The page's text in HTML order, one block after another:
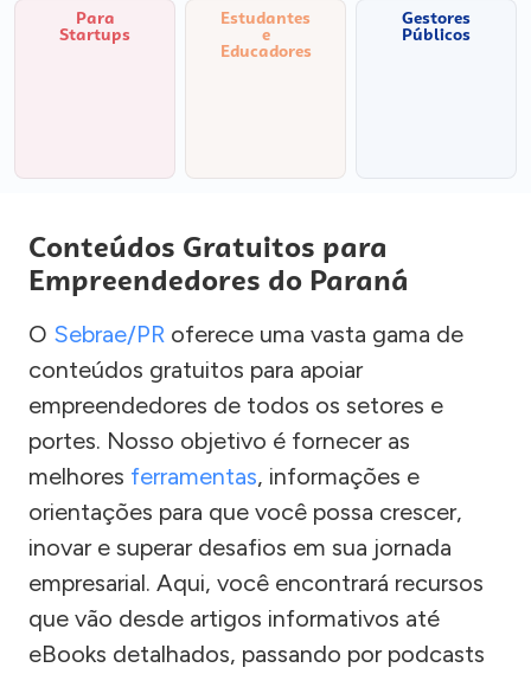
Para
Startups
Estudantes
e
Educadores
Gestores
Públicos
Conteúdos Gratuitos para
Empreendedores do Paraná
O Sebrae/PR oferece uma vasta gama de
conteúdos gratuitos para apoiar
empreendedores de todos os setores e
portes. Nosso objetivo é fornecer as
melhores ferramentas, informações e
orientações para que você possa crescer,
inovar e superar desafios em sua jornada
empresarial. Aqui, você encontrará recursos
que vão desde artigos informativos até
eBooks detalhados, passando por podcasts